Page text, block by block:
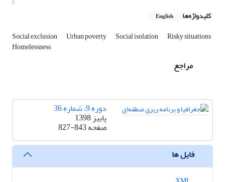
کلیدواژه‌ها English
Social exclusion Urban poverty Social isolation Risky situations
Homelessness
مراجع
دوره 9، شماره 36
پاییز 1398
صفحه827-843
فایل ها